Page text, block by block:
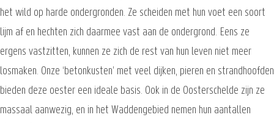
het wild op harde ondergronden. Ze scheiden met hun voet een soort
lijm af en hechten zich daarmee vast aan de ondergrond. Eens ze
ergens vastzitten, kunnen ze zich de rest van hun leven niet meer
losmaken. Onze ‘betonkusten’ met veel dijken, pieren en strandhoofden
bieden deze oester een ideale basis. Ook in de Oosterschelde zijn ze
massaal aanwezig, en in het Waddengebied nemen hun aantallen